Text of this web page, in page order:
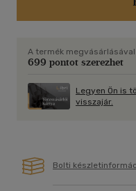
A termék megvásárlásával
699 pontot szerezhet
Legyen Ön is
visszajár.
Bolti